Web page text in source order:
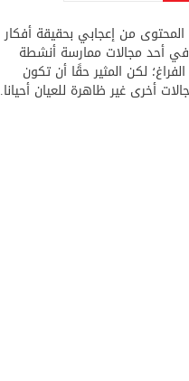
من إعجابي بحقيقة أفكار
في أحد مجالات ممارسة أنشطة
لكن المثير حقًا أن تكون
أخرى غير ظاهرة للعيان أحيانا.